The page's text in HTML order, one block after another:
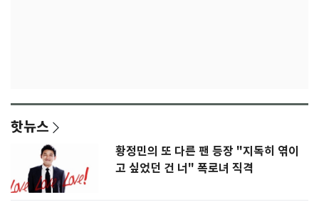
핫뉴스
황정민의 또 다른 팬 등장 "지독히 엮이
고 싶었던 건 너" 폭로녀 직격